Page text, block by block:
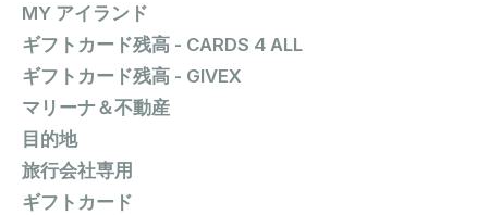
MY アイランド
ギフトカード残高 - CARDS 4 ALL
ギフトカード残高 - GIVEX
マリーナ＆不動産
目的地
旅行会社専用
ギフトカード